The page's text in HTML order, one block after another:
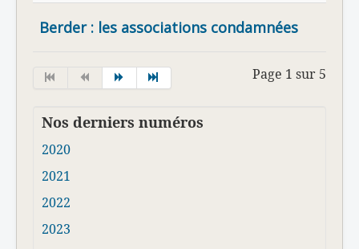
Berder : les associations condamnées
Page 1 sur 5
Nos derniers numéros
2020
2021
2022
2023